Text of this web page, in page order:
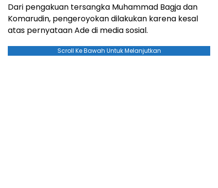
Dari pengakuan tersangka Muhammad Bagja dan
Komarudin, pengeroyokan dilakukan karena kesal
atas pernyataan Ade di media sosial.
Scroll Ke Bawah Untuk Melanjutkan